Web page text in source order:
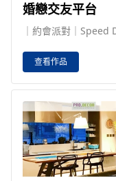
婚戀交友平台
｜約會派對｜Speed
查看作品